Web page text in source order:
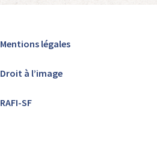
Mentions légales
Droit à l’image
RAFI-SF